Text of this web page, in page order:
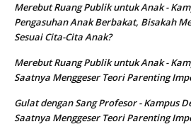
Merebut Ruang Publik untuk Anak -
Pengasuhan Anak Berbakat, Bisakah
Sesuai Cita-Cita Anak?
Merebut Ruang Publik untuk Anak -
Saatnya Menggeser Teori Parenting
Gulat dengan Sang Profesor - Kampus
Saatnya Menggeser Teori Parenting